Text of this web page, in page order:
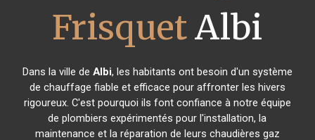
FrisquetAlbi
Dans la ville de Albi, les habitants ont besoin d'un système
de chauffage fiable et efficace pour affronter les hivers
rigoureux. C'est pourquoi ils font confiance à notre équipe
de plombiers expérimentés pour l'installation, la
maintenance et la réparation de leurs chaudières gaz